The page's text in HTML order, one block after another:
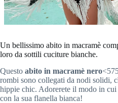
Un bellissimo abito in macramè
loro da sottili cuciture bianche.
Questo abito in macramè nero
rombi sono collegati da nodi solidi,
hippie chic. Adorerete il modo in
con la sua flanella bianca!